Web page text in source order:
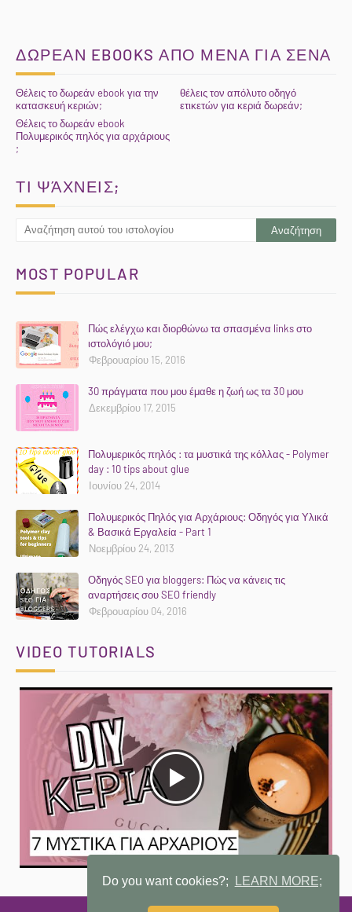
Do you want cookies?; LEARN MORE;
ΔΩΡΕΑΝ EBOOKS ΑΠΟ ΜΕΝΑ ΓΙΑ ΣΕΝΑ
Θέλεις το δωρεάν ebook για την
κατασκευή κεριών;
θέλεις τον απόλυτο οδηγό
ετικετών για κεριά δωρεάν;
Θέλεις το δωρεάν ebook
Πολυμερικός πηλός για αρχάριους
;
ΤΙ ΨΆΧΝΕΙΣ;
MOST POPULAR
Πώς ελέγχω και διορθώνω τα σπασμένα links στο
ιστολόγιό μου;
Φεβρουαρίου 15, 2016
30 πράγματα που μου έμαθε η ζωή ως τα 30 μου
Δεκεμβρίου 17, 2015
Πολυμερικός πηλός : τα μυστικά της κόλλας - Polymer
day : 10 tips about glue
Ιουνίου 24, 2014
Πολυμερικός Πηλός για Αρχάριους: Οδηγός για Υλικά
& Βασικά Εργαλεία - Part 1
Νοεμβρίου 24, 2013
Οδηγός SEO για bloggers: Πώς να κάνεις τις
αναρτήσεις σου SEO friendly
Φεβρουαρίου 04, 2016
VIDEO TUTORIALS